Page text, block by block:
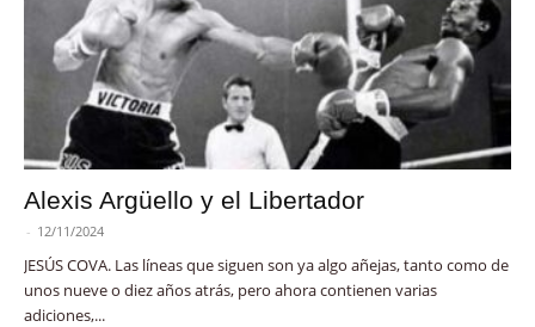
Alexis Argüello y el Libertador
- 12/11/2024
JESÚS COVA. Las líneas que siguen son ya algo añejas, tanto como de
unos nueve o diez años atrás, pero ahora contienen varias
adiciones,...